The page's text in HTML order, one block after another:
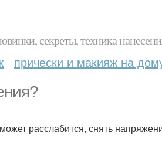
секреты, техника
прически и макияж на
расслабится, снять